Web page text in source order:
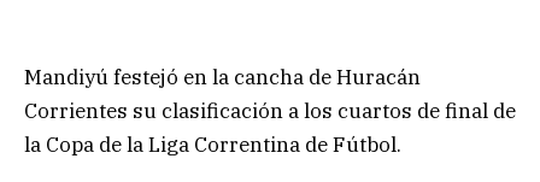
Mandiyú festejó en la cancha de Huracán
Corrientes su clasificación a los cuartos de final de
la Copa de la Liga Correntina de Fútbol.